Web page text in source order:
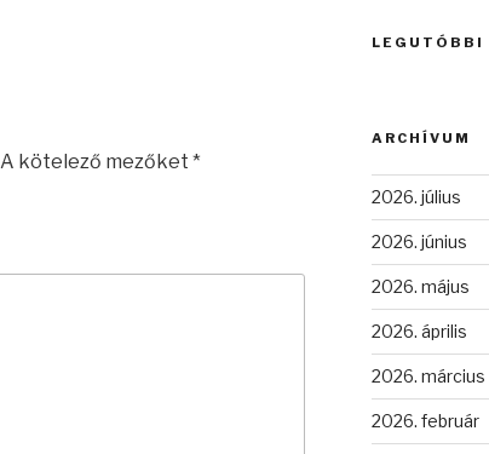
A kötelező mezőket *
LEGUTÓBBI
ARCHÍVUM
2026. július
2026. június
2026. május
2026. április
2026. március
2026. február